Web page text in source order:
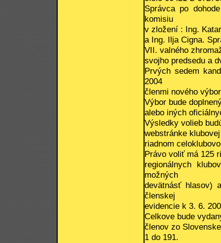
Správca po
komisiu
v zložení : Ing.
a Ing. Ilja Cigna.
VII. valného
svojho predsedu a
Prvých sedem
2004
členmi nového
Výbor bude
alebo iných
Výsledky volieb
webstránke
riadnom
Právo voliť má 125
regionálnych
možných
devätnásť hlasov)
členskej
evidencie k 3. 6.
Celkove bude
členov zo
1 do 191.